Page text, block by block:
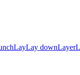
LayLay downLayer